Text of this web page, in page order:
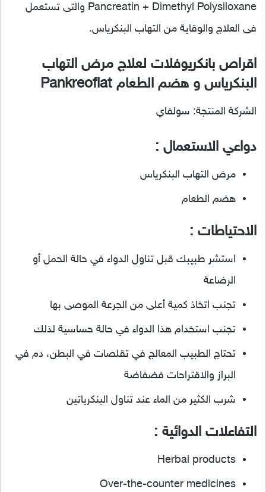
Pancreatin + Dimethyl Polysiloxane والتى تستعمل
فى العلاج والوقاية من التهاب البنكرياس.
اقراص بانكريوفلات لعلاج مرض التهاب
البنكرياس و هضم الطعام Pankreoflat
الشركة المنتجة: سولفاي
دواعي الاستعمال :
مرض التهاب البنكرياس
هضم الطعام
الاحتياطات :
استشر طبيبك قبل تناول الدواء في حالة الحمل أو
الرضاعة
تجنب اتخاذ كمية أعلى من الجرعة الموصى بها
تجنب استخدام هذا الدواء في حالة حساسية لذلك
تحتاج الطبيب المعالج في تقلصات في البطن، دم في
البراز والاقتراحات فضفاضة
شرب الكثير من الماء عند تناول البنكرياتين
التفاعلات الدوائية :
Herbal products
Over-the-counter medicines